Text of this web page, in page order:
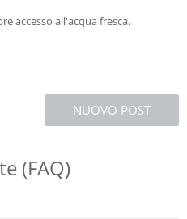
accesso all'acqua fresca.
NUOVO POST
(FAQ)